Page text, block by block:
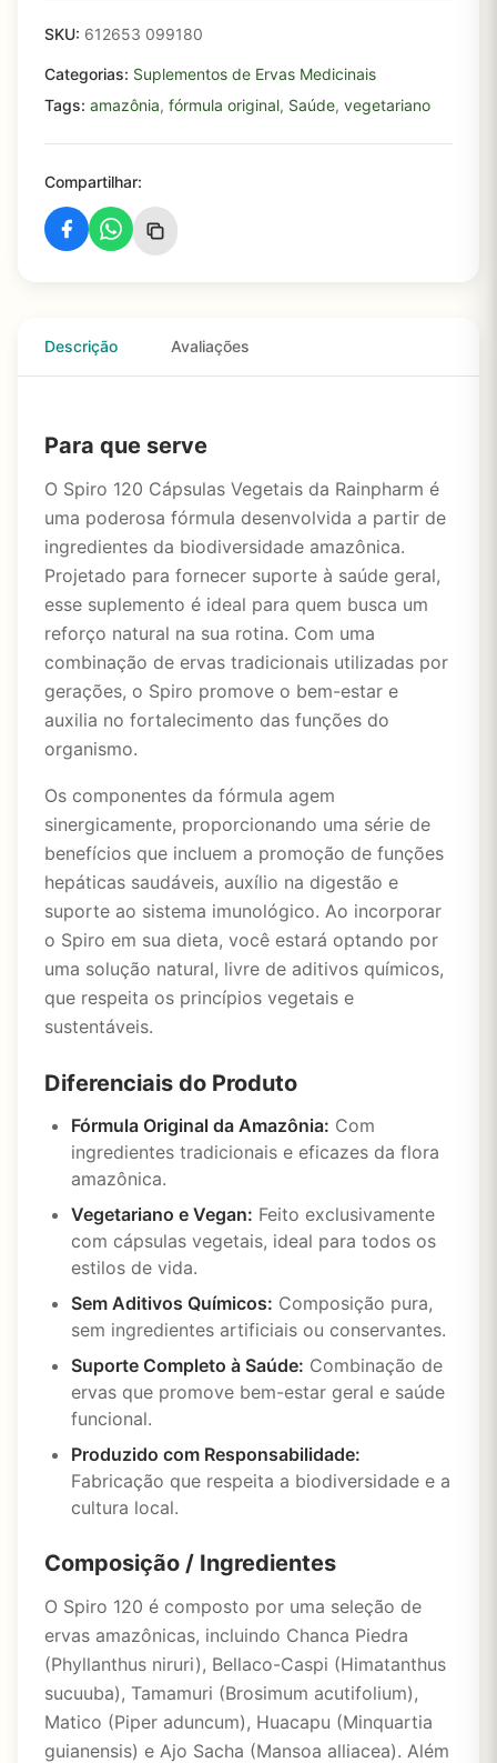
SKU: 612653 099180
Categorias: Suplementos de Ervas Medicinais
Tags: amazônia, fórmula original, Saúde, vegetariano
Compartilhar:
Descrição Avaliações
Para que serve
O Spiro 120 Cápsulas Vegetais da Rainpharm é
uma poderosa fórmula desenvolvida a partir de
ingredientes da biodiversidade amazônica.
Projetado para fornecer suporte à saúde geral,
esse suplemento é ideal para quem busca um
reforço natural na sua rotina. Com uma
combinação de ervas tradicionais utilizadas por
gerações, o Spiro promove o bem-estar e
auxilia no fortalecimento das funções do
organismo.
Os componentes da fórmula agem
sinergicamente, proporcionando uma série de
benefícios que incluem a promoção de funções
hepáticas saudáveis, auxílio na digestão e
suporte ao sistema imunológico. Ao incorporar
o Spiro em sua dieta, você estará optando por
uma solução natural, livre de aditivos químicos,
que respeita os princípios vegetais e
sustentáveis.
Diferenciais do Produto
Fórmula Original da Amazônia: Com
ingredientes tradicionais e eficazes da flora
amazônica.
Vegetariano e Vegan: Feito exclusivamente
com cápsulas vegetais, ideal para todos os
estilos de vida.
Sem Aditivos Químicos: Composição pura,
sem ingredientes artificiais ou conservantes.
Suporte Completo à Saúde: Combinação de
ervas que promove bem-estar geral e saúde
funcional.
Produzido com Responsabilidade:
Fabricação que respeita a biodiversidade e a
cultura local.
Composição / Ingredientes
O Spiro 120 é composto por uma seleção de
ervas amazônicas, incluindo Chanca Piedra
(Phyllanthus niruri), Bellaco-Caspi (Himatanthus
sucuuba), Tamamuri (Brosimum acutifolium),
Matico (Piper aduncum), Huacapu (Minquartia
guianensis) e Ajo Sacha (Mansoa alliacea). Além